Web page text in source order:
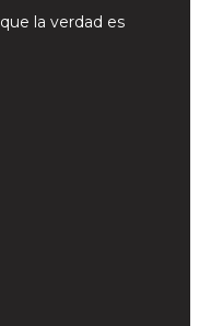
la verdad es